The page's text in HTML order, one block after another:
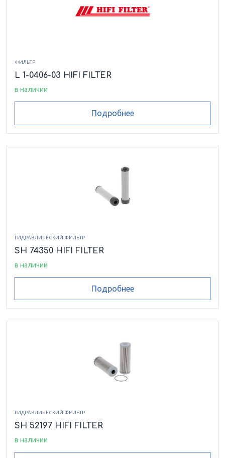
ФИЛЬТР
L 1-0406-03 HIFI FILTER
в наличии
Подробнее
ГИДРАВЛИЧЕСКИЙ ФИЛЬТР
SH 74350 HIFI FILTER
в наличии
Подробнее
ГИДРАВЛИЧЕСКИЙ ФИЛЬТР
SH 52197 HIFI FILTER
в наличии